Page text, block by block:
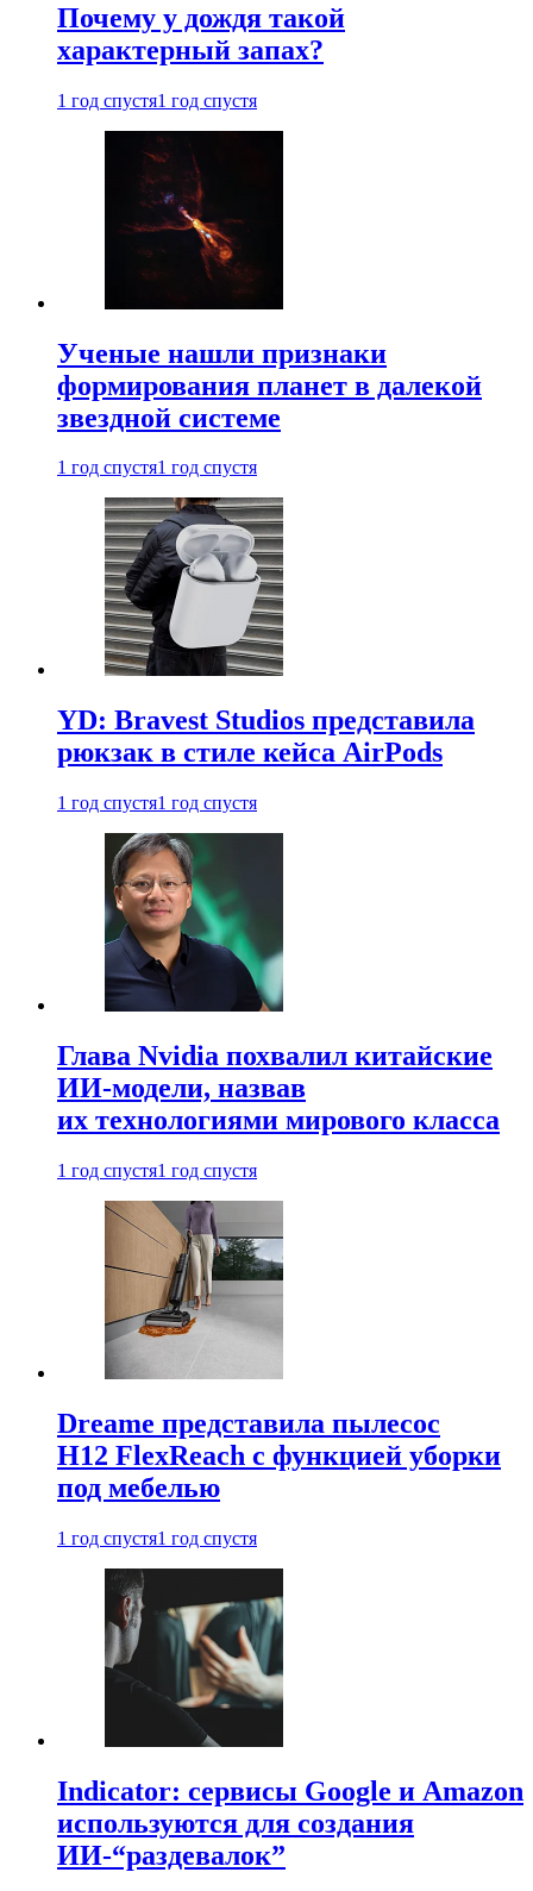
Почему у дождя такой
характерный запах?
1 год спустя1 год спустя
Ученые нашли признаки
формирования планет в далекой
звездной системе
1 год спустя1 год спустя
YD: Bravest Studios представила
рюкзак в стиле кейса AirPods
1 год спустя1 год спустя
Глава Nvidia похвалил китайские
ИИ-модели, назвав
их технологиями мирового класса
1 год спустя1 год спустя
Dreame представила пылесос
H12 FlexReach с функцией уборки
под мебелью
1 год спустя1 год спустя
Indicator: сервисы Google и Amazon
используются для создания
ИИ-“раздевалок”